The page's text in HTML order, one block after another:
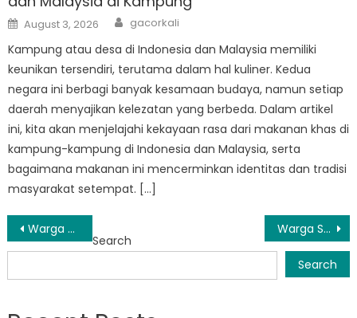
Posted
on
August 3, 2026 Author
gacorkali
Kampung atau desa di Indonesia dan Malaysia memiliki
keunikan tersendiri, terutama dalam hal kuliner. Kedua
negara ini berbagi banyak kesamaan budaya, namun setiap
daerah menyajikan kelezatan yang berbeda. Dalam artikel
ini, kita akan menjelajahi kekayaan rasa dari makanan khas di
kampung-kampung di Indonesia dan Malaysia, serta
bagaimana makanan ini mencerminkan identitas dan tradisi
masyarakat setempat. […]
Post
navigation
Warga Semarang Sampaikan Kekhawatiran ke BPBD soal Kesiapsiagaan Bencana Warga Semarang Diimbau Tetap Waspada BPBD Pantau Aktivitas Gunung Berapi
Search
Search